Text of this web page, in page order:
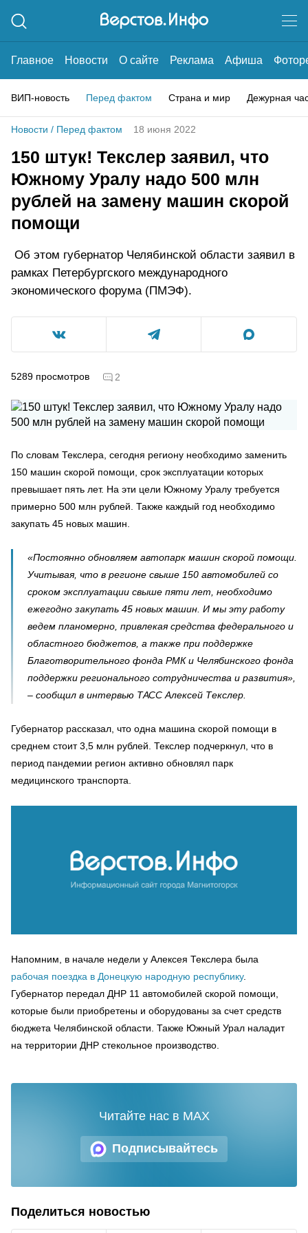
Главное Новости О сайте Реклама Афиша
ВИП-новость Перед фактом Страна и мир Дежурная
Новости / Перед фактом 18 июня 2022
150 штук! Текслер заявил, что
Южному Уралу надо 500 млн
рублей на замену машин скорой
помощи
Об этом губернатор Челябинской области заявил в
рамках Петербургского международного
экономического форума (ПМЭФ).
5289 просмотров 2
По словам Текслера, сегодня региону необходимо заменить
150 машин скорой помощи, срок эксплуатации которых
превышает пять лет. На эти цели Южному Уралу требуется
примерно 500 млн рублей. Также каждый год необходимо
закупать 45 новых машин.
«Постоянно обновляем автопарк машин скорой помощи.
Учитывая, что в регионе свыше 150 автомобилей со
сроком эксплуатации свыше пяти лет, необходимо
ежегодно закупать 45 новых машин. И мы эту работу
ведем планомерно, привлекая средства федерального и
областного бюджетов, а также при поддержке
Благотворительного фонда РМК и Челябинского фонда
поддержки регионального сотрудничества и развития»,
– сообщил в интервью ТАСС Алексей Текслер.
Губернатор рассказал, что одна машина скорой помощи в
среднем стоит 3,5 млн рублей. Текслер подчеркнул, что в
период пандемии регион активно обновлял парк
медицинского транспорта.
Напомним, в начале недели у Алексея Текслера была
рабочая поездка в Донецкую народную республику.
Губернатор передал ДНР 11 автомобилей скорой помощи,
которые были приобретены и оборудованы за счет средств
бюджета Челябинской области. Также Южный Урал наладит
на территории ДНР стекольное производство.
Подписывайтесь
Читайте нас в MAX
Поделиться новостью